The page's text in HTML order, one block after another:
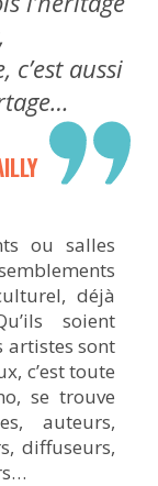
aussi
ou salles
déjà
soient
artistes sont
c’est toute
se trouve
auteurs,
diffuseurs,